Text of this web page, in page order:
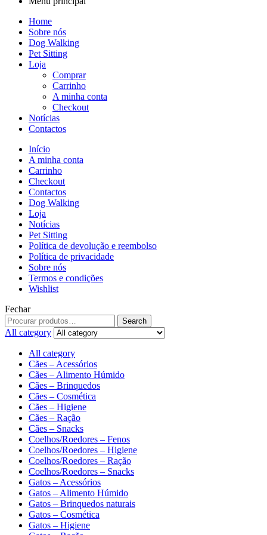
Home
Sobre nós
Dog Walking
Pet Sitting
Loja
Comprar
Carrinho
A minha conta
Checkout
Notícias
Contactos
Início
A minha conta
Carrinho
Checkout
Contactos
Dog Walking
Loja
Notícias
Pet Sitting
Política de devolução e reembolso
Política de privacidade
Sobre nós
Termos e condições
Wishlist
Fechar
Search
All category
All category
Cães – Acessórios
Cães – Alimento Húmido
Cães – Brinquedos
Cães – Cosmética
Cães – Higiene
Cães – Ração
Cães – Snacks
Coelhos/Roedores – Fenos
Coelhos/Roedores – Higiene
Coelhos/Roedores – Ração
Coelhos/Roedores – Snacks
Gatos – Acessórios
Gatos – Alimento Húmido
Gatos – Brinquedos naturais
Gatos – Cosmética
Gatos – Higiene